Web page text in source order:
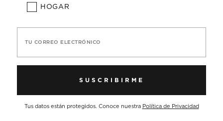
HOGAR
TU CORREO ELECTRÓNICO
SUSCRIBIRME
Tus datos están protegidos. Conoce nuestra Política de Privacidad